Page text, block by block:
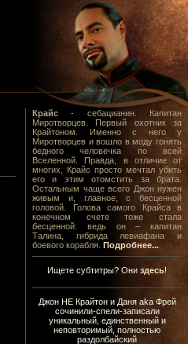
Крайс - себацианин. Капитан
Миротворцев. Первый охотник за
Крайтоном. Именно с него у
Миротворцев и вошло в моду гонять
бедного человечка по всей
Вселенной. Правда, в отличие от
многих, Крайс просто мечтал убить
его и этим отомстить за брата.
Остальным чаще всего Джон нужен
живым и, главное, с бесценной
головой. Голова самого Крайса в
конечном счете тоже стала
бесценной: ведь он – капитан
Талина, гибрида левиафана и
боевого корабля. Подробнее...
Ищете субтитры? Они здесь!
Джон НЕ Крайтон и Даня aka Фрей
сочинили-спели-записали
уникальный, единственный и
неповторимый, полностью
раздолбайский